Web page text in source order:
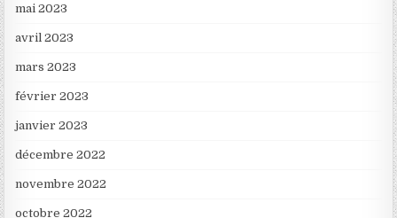
mai 2023
avril 2023
mars 2023
février 2023
janvier 2023
décembre 2022
novembre 2022
octobre 2022